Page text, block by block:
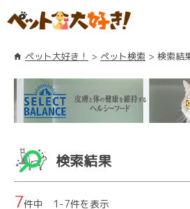
ペット大好き！ ペット検索 検索結
検索結果
7件中 1-7件を表示